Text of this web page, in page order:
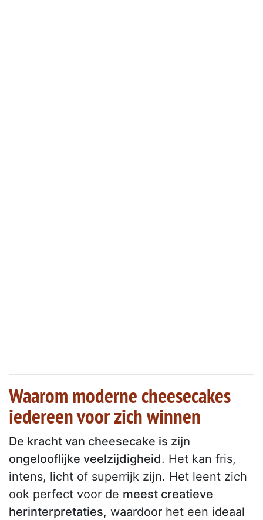
Waarom moderne cheesecakes
iedereen voor zich winnen
De kracht van cheesecake is zijn
ongelooflijke veelzijdigheid. Het kan fris,
intens, licht of superrijk zijn. Het leent zich
ook perfect voor de meest creatieve
herinterpretaties, waardoor het een ideaal